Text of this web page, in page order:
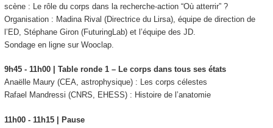
scène : Le rôle du corps dans la recherche-action “Où atterrir” ?
Organisation : Madina Rival (Directrice du Lirsa), équipe de direction de
l’ED, Stéphane Giron (FuturingLab) et l’équipe des JD.
Sondage en ligne sur Wooclap.
9h45 - 11h00 | Table ronde 1 – Le corps dans tous ses états
Anaëlle Maury (CEA, astrophysique) : Les corps célestes
Rafael Mandressi (CNRS, EHESS) : Histoire de l’anatomie
11h00 - 11h15 | Pause